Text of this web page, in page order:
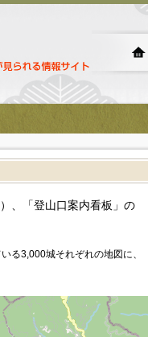
、「登山口案内看板」の
る3,000城それぞれの地図に、